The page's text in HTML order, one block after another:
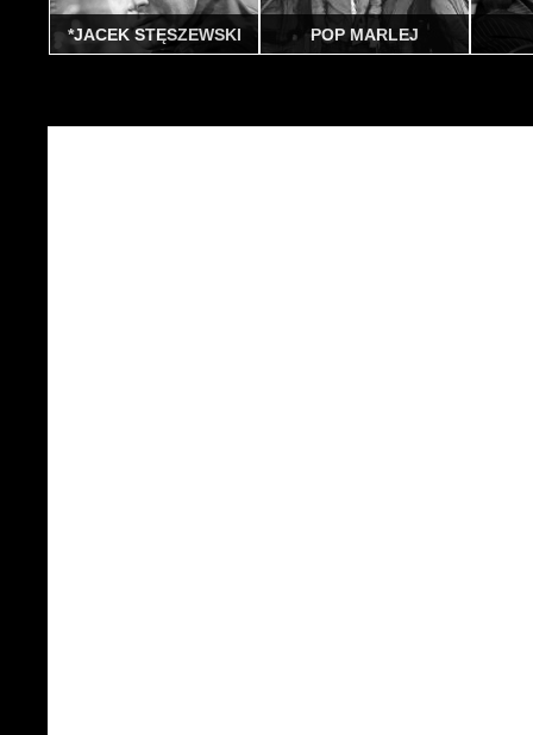
*JACEK STĘSZEWSKI POP MARLEJ